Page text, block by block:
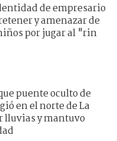
de empresario
y amenazar de
por jugar al "rin
puente oculto de
en el norte de La
lluvias y mantuvo